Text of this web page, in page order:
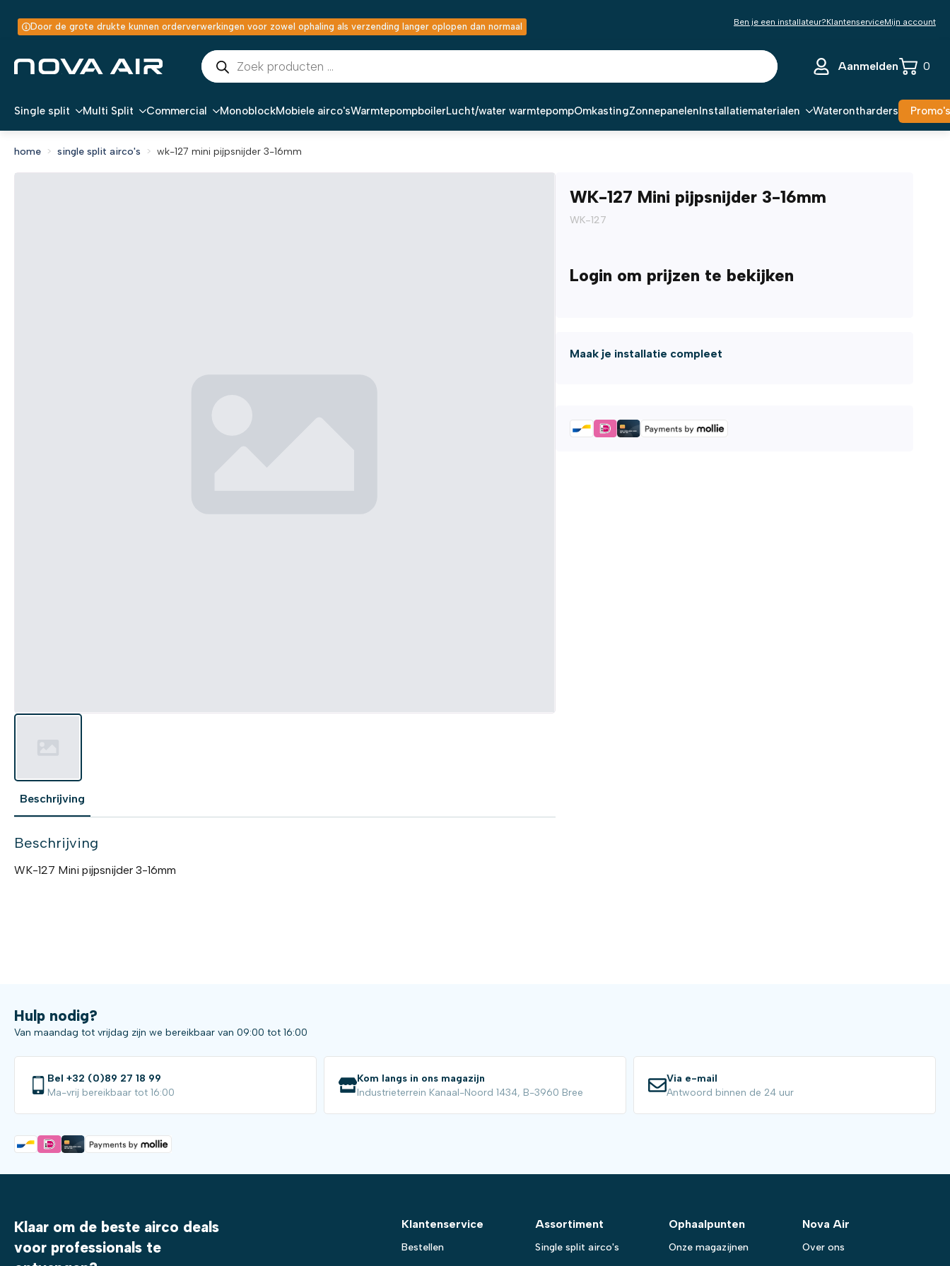
Door de grote drukte kunnen orderverwerkingen voor zowel ophaling als verzending langer oplopen dan normaal Ben je een installateur?KlantenserviceMijn account
Producten
zoeken
Aanmelden 0
Single split Multi Split Commercial MonoblockMobiele airco'sWarmtepompboilerLucht/water warmtepompOmkastingZonnepanelenInstallatiematerialen Waterontharders Promo's
home single split airco's wk-127 mini pijpsnijder 3-16mm
Beschrijving
Beschrijving
WK-127 Mini pijpsnijder 3-16mm
WK-127 Mini pijpsnijder 3-16mm
WK-127
Login om prijzen te bekijken
Maak je installatie compleet
Hulp nodig?
Van maandag tot vrijdag zijn we bereikbaar van 09:00 tot 16:00
Bel +32 (0)89 27 18 99
Ma-vrij bereikbaar tot 16:00
Kom langs in ons magazijn
Industrieterrein Kanaal-Noord 1434, B-3960 Bree
Via e-mail
Antwoord binnen de 24 uur
Klaar om de beste airco deals
voor professionals te
Klantenservice
Bestellen
Assortiment
Single split airco's
Ophaalpunten
Onze magazijnen
Nova Air
Over ons